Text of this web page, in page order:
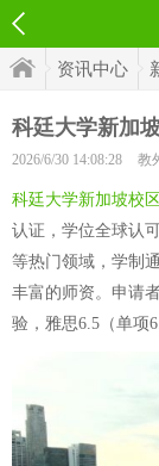
资讯中心
科廷大学新加
2026/6/30 14:08:28 教
科廷大学新加坡校区
认证，学位全球认
等热门领域，学制
丰富的师资。申请
验，雅思6.5（单项